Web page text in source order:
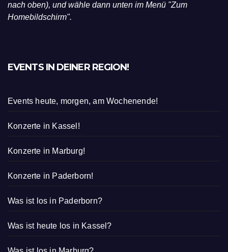
nach oben), und wähle dann unten im Menü "Zum
Homebildschirm".
EVENTS IN DEINER REGION!
Events heute, morgen, am Wochenende!
Konzerte in Kassel!
Konzerte in Marburg!
Konzerte in Paderborn!
Was ist los in Paderborn?
Was ist heute los in Kassel?